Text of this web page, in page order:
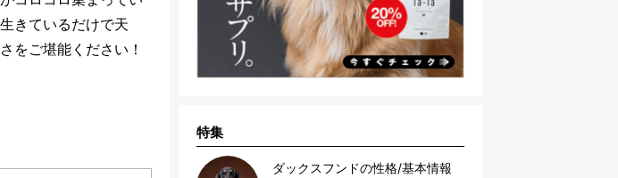
きているだけで天
をご堪能ください！
特集
ダックスフンドの性格/基本情報